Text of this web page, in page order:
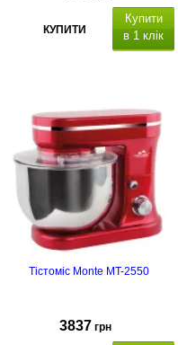
КУПИТИ
Купити
в 1 клік
Тістоміс Monte MT-2550
3837 грн